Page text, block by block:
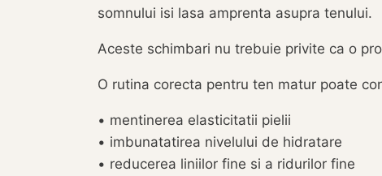
somnului isi lasa amprenta asupra tenului.
Aceste schimbari nu trebuie privite ca o
O rutina corecta pentru ten matur poate
• mentinerea elasticitatii pielii
• imbunatatirea nivelului de hidratare
• reducerea liniilor fine si a ridurilor fine